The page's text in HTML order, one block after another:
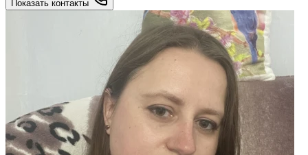
Показать контакты